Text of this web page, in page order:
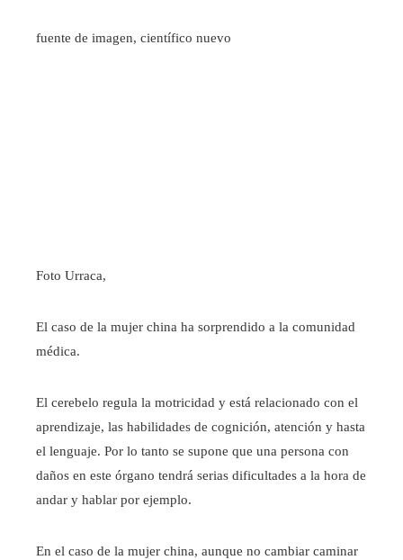
fuente de imagen, científico nuevo
Foto Urraca,
El caso de la mujer china ha sorprendido a la comunidad
médica.
El cerebelo regula la motricidad y está relacionado con el
aprendizaje, las habilidades de cognición, atención y hasta
el lenguaje. Por lo tanto se supone que una persona con
daños en este órgano tendrá serias dificultades a la hora de
andar y hablar por ejemplo.
En el caso de la mujer china, aunque no cambiar caminar